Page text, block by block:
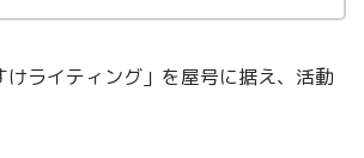
ライティング」を屋号に据え、活動